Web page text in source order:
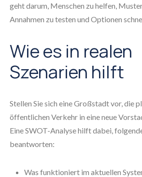
geht darum, Menschen zu helfen,
Annahmen zu testen und Optionen
Wie es in realen
Szenarien hilft
Stellen Sie sich eine Großstadt vor, die
öffentlichen Verkehr in eine neue
Eine SWOT-Analyse hilft dabei,
beantworten:
Was funktioniert im aktuellen